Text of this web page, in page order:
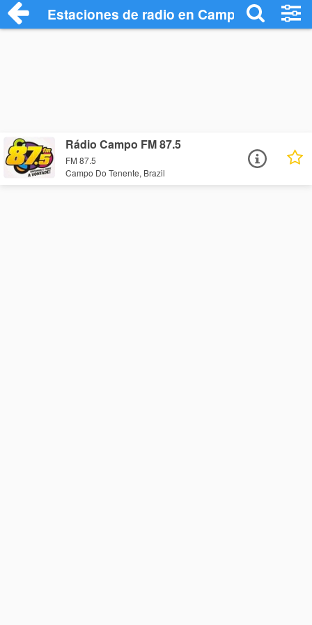
Estaciones de radio en Campo Do
Rádio Campo FM 87.5
FM 87.5
Campo Do Tenente, Brazil